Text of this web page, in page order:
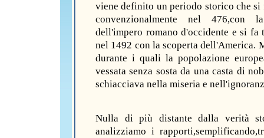
viene definito un periodo storico che si
convenzionalmente nel 476,con
dell'impero romano d'occidente e si fa
nel 1492 con la scoperta dell'America.
durante i quali la popolazione
vessata senza sosta da una casta di
schiacciava nella miseria e
Nulla di più distante dalla verità
analizziamo i